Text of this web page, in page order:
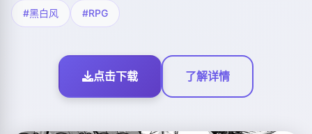
#黑白风 #RPG
点击下载 了解详情